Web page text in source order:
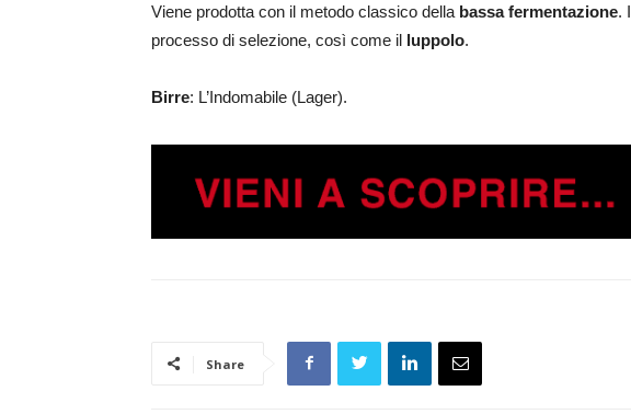
Viene prodotta con il metodo classico della bassa fermentazione. I
processo di selezione, così come il luppolo.
Birre: L’Indomabile (Lager).
Share